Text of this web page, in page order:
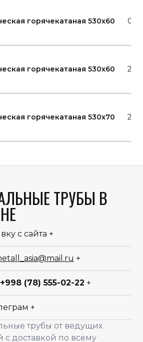
горячекатаная 530x60
горячекатаная 530x60 20
горячекатаная 530x70 20
ТРУБЫ В
с сайта +
+
+998 (78) 555-02-22 +
+
трубы от ведущих
с доставкой по всему